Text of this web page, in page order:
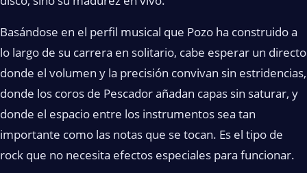
Basándose en el perfil musical que Pozo ha construido a
lo largo de su carrera en solitario, cabe esperar un directo
donde el volumen y la precisión convivan sin estridencias,
donde los coros de Pescador añadan capas sin saturar, y
donde el espacio entre los instrumentos sea tan
importante como las notas que se tocan. Es el tipo de
rock que no necesita efectos especiales para funcionar.